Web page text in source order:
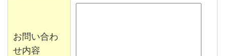
お問い合わ
せ内容